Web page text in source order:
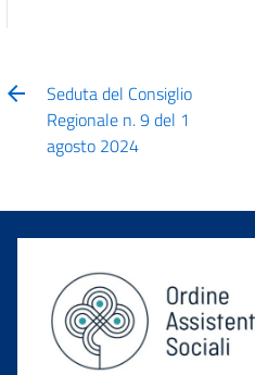
Seduta del Consiglio
Regionale n. 9 del 1
agosto 2024